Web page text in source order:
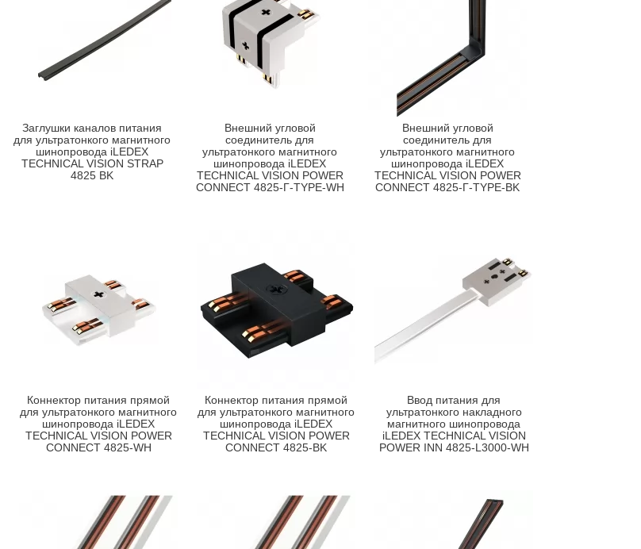
Заглушки каналов питания
для ультратонкого магнитного
шинопровода iLEDEX
TECHNICAL VISION STRAP
4825 BK
Внешний угловой
соединитель для
ультратонкого магнитного
шинопровода iLEDEX
TECHNICAL VISION POWER
CONNECT 4825-Г-TYPE-WH
Внешний угловой
соединитель для
ультратонкого магнитного
шинопровода iLEDEX
TECHNICAL VISION POWER
CONNECT 4825-Г-TYPE-BK
Коннектор питания прямой
для ультратонкого магнитного
шинопровода iLEDEX
TECHNICAL VISION POWER
CONNECT 4825-WH
Коннектор питания прямой
для ультратонкого магнитного
шинопровода iLEDEX
TECHNICAL VISION POWER
CONNECT 4825-BK
Ввод питания для
ультратонкого накладного
магнитного шинопровода
iLEDEX TECHNICAL VISION
POWER INN 4825-L3000-WH